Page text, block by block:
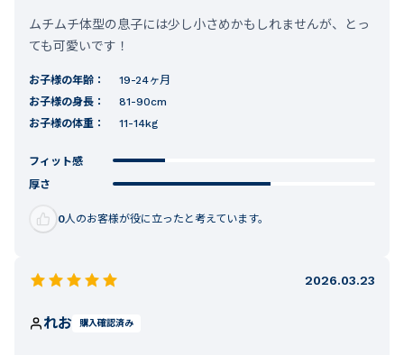
ムチムチ体型の息子には少し小さめかもしれませんが、とっ
ても可愛いです！
お子様の年齢：
19-24ヶ月
お子様の身長：
81-90cm
お子様の体重：
11-14kg
フィット感
厚さ
0人のお客様が役に立ったと考えています。
2026.03.23
れお 購入確認済み